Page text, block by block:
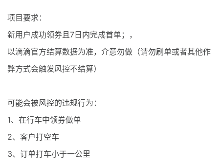
项目要求：
新用户成功领券且7日内完成首单；，
以滴滴官方结算数据为准，介意勿做（请勿刷单或者其他作
弊方式会触发风控不结算）
可能会被风控的违规行为：
1、在行车中领券做单
2、客户打空车
3、订单打车小于一公里